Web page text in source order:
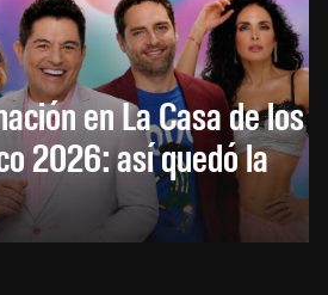
en La Casa de los
2026: así quedó la